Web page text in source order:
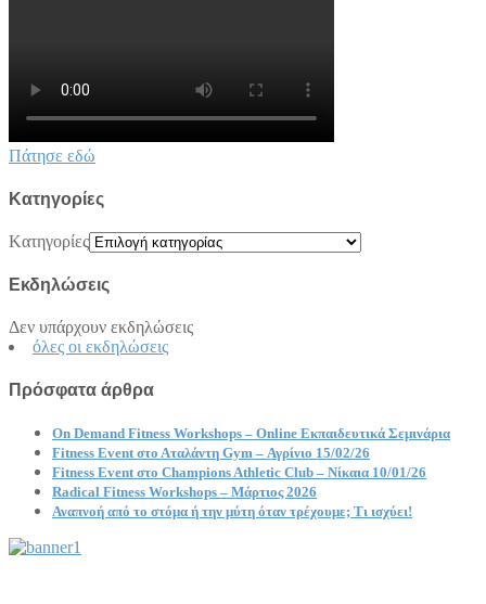
Πάτησε εδώ
Kατηγορίες
Kατηγορίες
Εκδηλώσεις
Δεν υπάρχουν εκδηλώσεις
όλες οι εκδηλώσεις
Πρόσφατα άρθρα
On Demand Fitness Workshops – Online Εκπαιδευτικά Σεμινάρια
Fitness Event στο Αταλάντη Gym – Αγρίνιο 15/02/26
Fitness Event στο Champions Athletic Club – Νίκαια 10/01/26
Radical Fitness Workshops – Μάρτιος 2026
Αναπνοή από το στόμα ή την μύτη όταν τρέχουμε; Τι ισχύει!